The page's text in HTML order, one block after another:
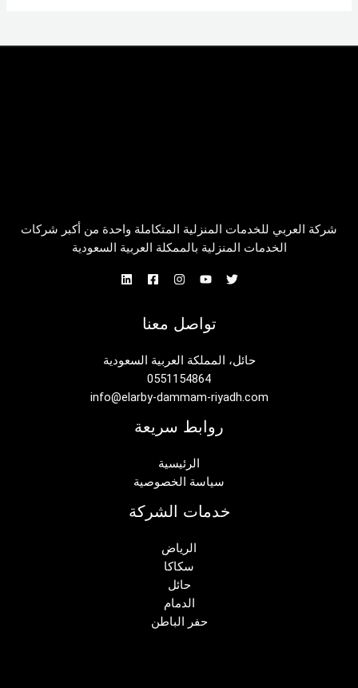
شركة العربي للخدمات المنزلية المتكاملة واحدة من أكبر شركات
الخدمات المنزلية بالممكلة العربية السعودية
تواصل معنا
حائل، المملكة العربية السعودية
0551154864
info@elarby-dammam-riyadh.com
روابط سريعة
الرئيسية
سياسة الخصوصية
خدمات الشركة
الرياض
سكاكا
حائل
الدمام
حفر الباطن